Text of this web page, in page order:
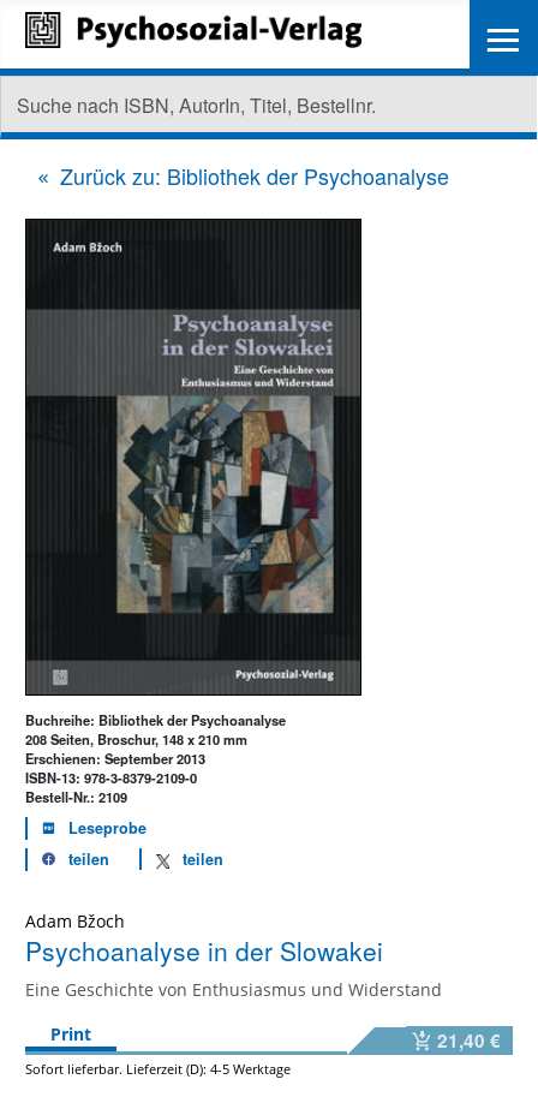
Zurück zu: Bibliothek der Psychoanalyse
Buchreihe: Bibliothek der Psychoanalyse
208 Seiten, Broschur, 148 x 210 mm
Erschienen: September 2013
ISBN-13: 978-3-8379-2109-0
Bestell-Nr.: 2109
Leseprobe
teilen
teilen
Adam Bžoch
Psychoanalyse in der Slowakei
Eine Geschichte von Enthusiasmus und Widerstand
Print
21,40 €
Sofort lieferbar. Lieferzeit (D): 4-5 Werktage
≡